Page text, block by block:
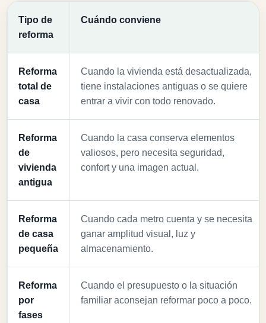
Tipo de
reforma
Cuándo conviene
Reforma
total de
casa
Cuando la vivienda está desactualizada,
tiene instalaciones antiguas o se quiere
entrar a vivir con todo renovado.
Reforma
de
vivienda
antigua
Cuando la casa conserva elementos
valiosos, pero necesita seguridad,
confort y una imagen actual.
Reforma
de casa
pequeña
Cuando cada metro cuenta y se necesita
ganar amplitud visual, luz y
almacenamiento.
Reforma
por
fases
Cuando el presupuesto o la situación
familiar aconsejan reformar poco a poco.